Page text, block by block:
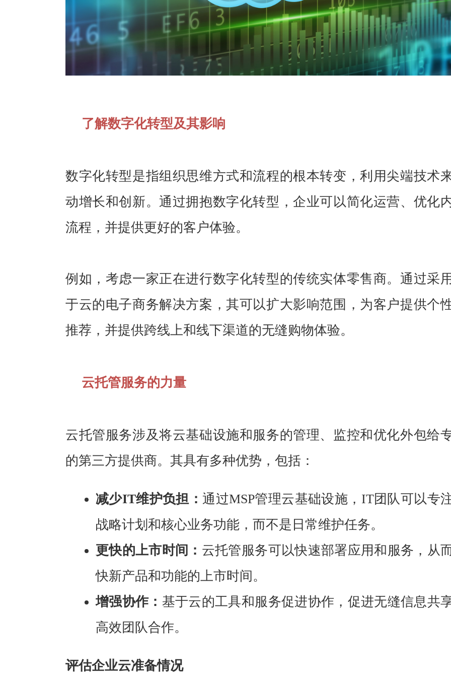
了解数字化转型及其影响
数字化转型是指组织思维方式和流程的根本转变，利用尖端技术
动增长和创新。通过拥抱数字化转型，企业可以简化运营、优化
流程，并提供更好的客户体验。
例如，考虑一家正在进行数字化转型的传统实体零售商。通过采
于云的电子商务解决方案，其可以扩大影响范围，为客户提供个
推荐，并提供跨线上和线下渠道的无缝购物体验。
云托管服务的力量
云托管服务涉及将云基础设施和服务的管理、监控和优化外包给
的第三方提供商。其具有多种优势，包括：
减少IT维护负担： 通过MSP管理云基础设施，IT团队可以专
战略计划和核心业务功能，而不是日常维护任务。
更快的上市时间： 云托管服务可以快速部署应用和服务，从
快新产品和功能的上市时间。
增强协作： 基于云的工具和服务促进协作，促进无缝信息共
高效团队合作。
评估企业云准备情况